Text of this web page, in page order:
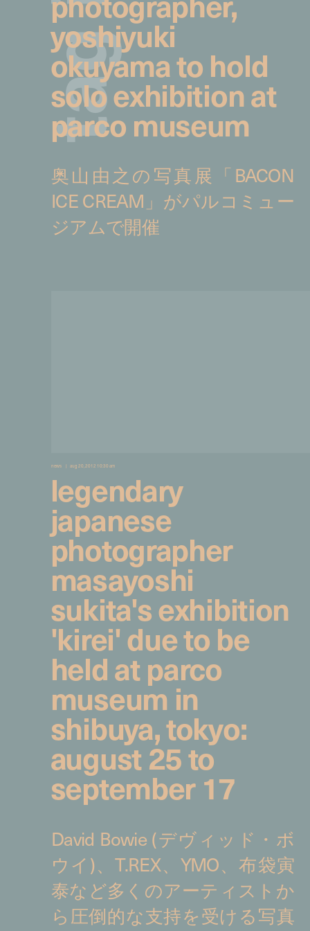
t
a
g
yoshiyuki
okuyama to hold
solo exhibition at
parco museum
news aug 20, 2012 10:30 am
legendary
japanese
photographer
masayoshi
sukita's exhibition
'kirei' due to be
held at parco
museum in
shibuya, tokyo:
august 25 to
september 17